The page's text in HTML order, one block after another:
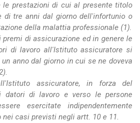
le prestazioni di cui al presente titolo
di tre anni dal giorno dell'infortunio o
della malattia professionale (1).
di assicurazione ed in genere le
di lavoro all'Istituto assicuratore si
anno dal giorno in cui se ne doveva
assicuratore, in forza del
datori di lavoro e verso le persone
esercitate indipendentemente
nei casi previsti negli artt. 10 e 11.